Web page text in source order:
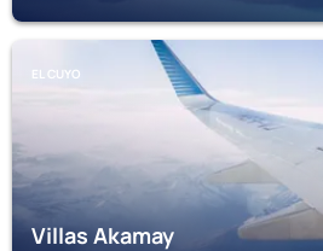
EL CUYO
Villas Akamay